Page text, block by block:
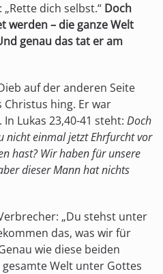
dich selbst.“ Doch
werden – die ganze Welt
genau das tat er am
auf der anderen Seite
Christus hing. Er war
Lukas 23,40-41 steht: Doch
nicht einmal jetzt Ehrfurcht vor
hast? Wir haben für unsere
dieser Mann hat nichts
„Du stehst unter
das, was wir für
wie diese beiden
Welt unter Gottes